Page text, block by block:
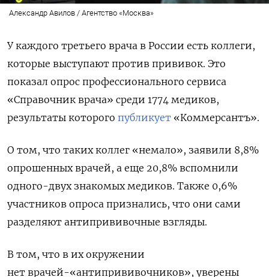
Александр Авилов / Агентство «Москва»
У каждого третьего врача в России есть коллеги,
которые выступают против прививок. Это
показал опрос профессионального сервиса
«Справочник врача» среди 1774 медиков,
результаты которого публикует «Коммерсантъ».
О том, что таких коллег «немало», заявили 8,8%
опрошенных врачей, а еще 20,8% вспомнили
одного-двух знакомых медиков. Также 0,6%
участников опроса признались, что они сами
разделяют антипрививочные взгляды.
В том, что в их окружении
нет врачей-«антипрививочников», уверены